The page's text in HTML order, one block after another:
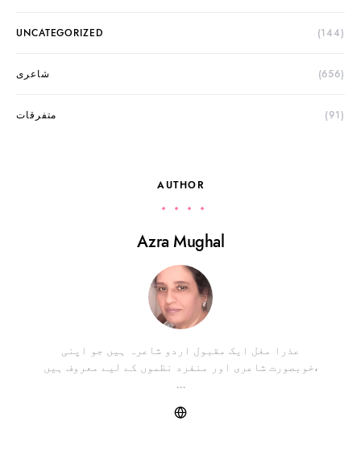
UNCATEGORIZED (144)
شاعری (656)
متفرقات (91)
AUTHOR
Azra Mughal
عذرا مغل ایک مقبول اردو شاعرہ ہیں جو اپنی
خوبصورت شاعری اور منفرد نظموں کے لیے معروف ہیں،
…